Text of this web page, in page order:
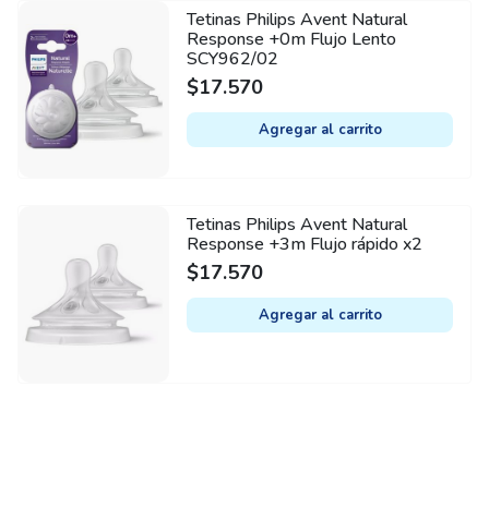
Tetinas Philips Avent Natural
Response +0m Flujo Lento
SCY962/02
$17.570
Agregar al carrito
Tetinas Philips Avent Natural
Response +3m Flujo rápido x2
$17.570
Agregar al carrito